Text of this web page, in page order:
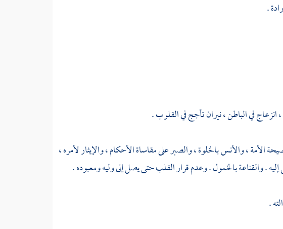
.
انزعاج في الباطن ، نيران تأجج في القلوب .
الأمة ، والأنس بالخلوة ، والصبر على مقاساة الأحكام ، والإيثار لأمره ،
. والقناعة بالخمول . وعدم قرار القلب حتى يصل إلى وليه ومعبوده .
.